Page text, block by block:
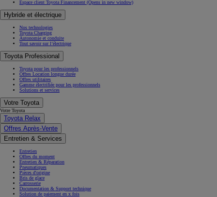
Espace client Toyota Financement (Opens in new window)
Hybride et électrique
Nos technologies
Toyota Charging
Autonomie et conduite
Tout savoir sur l’électrique
Toyota Professional
Toyota pour les professionnels
Offres Location longue durée
Offres utilitaires
Gamme électrifiée pour les professionnels
Solutions et services
Votre Toyota
Votre Toyota
Toyota Relax
Offres Après-Vente
Entretien & Services
Entretien
Offres du moment
Entretien & Réparation
Pneumatiques
Pièces d'origine
Bris de glace
Carrosserie
Documentation & Support technique
Solution de paiement en x fois